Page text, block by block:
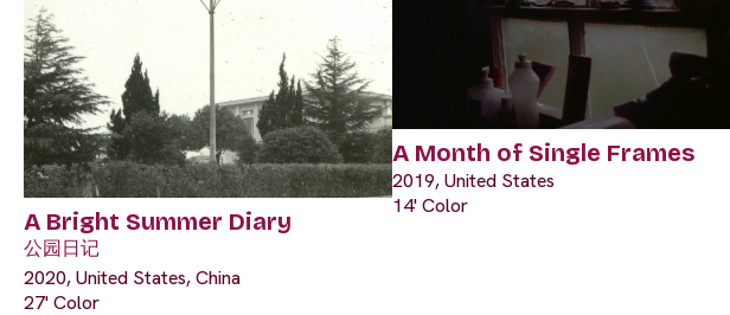
A Bright Summer Diary
公园日记
2020, United States, China
27' Color
A Month of Single Frames
2019, United States
14' Color